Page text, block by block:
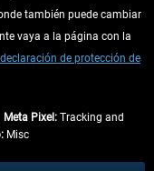
también puede cambiar
vaya a la página con la
de protección de
Meta Pixel: Tracking and
Misc